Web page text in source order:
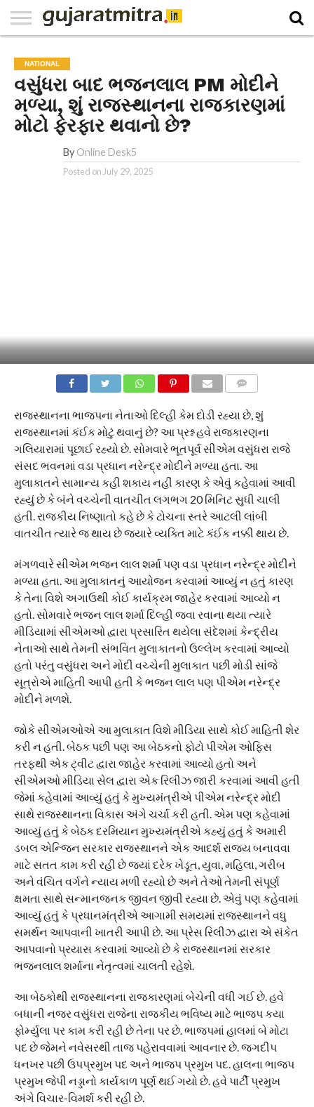
PAPER
NATIONAL
WORLD
BUSINESS
SPORTS
GUJARAT
OPINION
MORE
NATIONAL
વસુંધરા બાદ ભજનલાલ PM મોદીને
મળ્યા, શું રાજસ્થાનના રાજકારણમાં
મોટો ફેરફાર થવાનો છે?
By Online Desk5
Posted on July 29, 2025
રાજસ્થાનના ભાજપના નેતાઓ દિલ્હી કેમ દોડી રહ્યા છે, શું
રાજસ્થાનમાં કંઈક મોટું થવાનું છે? આ પ્રશ્ન હવે રાજકારણના
ગલિયારામાં પૂછાઈ રહ્યો છે. સોમવારે ભૂતપૂર્વ સીએમ વસુંધરા રાજે
સંસદ ભવનમાં વડા પ્રધાન નરેન્દ્ર મોદીને મળ્યા હતા. આ
મુલાકાતને સામાન્ય કહી શકાય નહીં કારણ કે એવું કહેવામાં આવી
રહ્યું છે કે બંને વચ્ચેની વાતચીત લગભગ 20 મિનિટ સુધી ચાલી
હતી. રાજકીય નિષ્ણાતો કહે છે કે ટોચના સ્તરે આટલી લાંબી
વાતચીત ત્યારે જ થાય છે જ્યારે વ્યક્તિ માટે કંઈક નક્કી થાય છે.
મંગળવારે સીએમ ભજન લાલ શર્મા પણ વડા પ્રધાન નરેન્દ્ર મોદીને
મળ્યા હતા. આ મુલાકાતનું આયોજન કરવામાં આવ્યું ન હતું કારણ
કે તેના વિશે અગાઉથી કોઈ કાર્યક્રમ જાહેર કરવામાં આવ્યો ન
હતો. સોમવારે ભજન લાલ શર્મા દિલ્હી જવા રવાના થયા ત્યારે
મીડિયામાં સીએમઓ દ્વારા પ્રસારિત થયેલા સંદેશમાં કેન્દ્રીય
નેતાઓ સાથે તેમની સંભવિત મુલાકાતનો ઉલ્લેખ કરવામાં આવ્યો
હતો પરંતુ વસુંધરા અને મોદી વચ્ચેની મુલાકાત પછી મોડી સાંજે
સૂત્રોએ માહિતી આપી હતી કે ભજન લાલ પણ પીએમ નરેન્દ્ર
મોદીને મળશે.
જોકે સીએમઓએ આ મુલાકાત વિશે મીડિયા સાથે કોઈ માહિતી શેર
કરી ન હતી. બેઠક પછી પણ આ બેઠકનો ફોટો પીએમ ઓફિસ
તરફથી એક ટ્વીટ દ્વારા જાહેર કરવામાં આવ્યો હતો અને
સીએમઓ મીડિયા સેલ દ્વારા એક રિલીઝ જારી કરવામાં આવી હતી
જેમાં કહેવામાં આવ્યું હતું કે મુખ્યમંત્રીએ પીએમ નરેન્દ્ર મોદી
સાથે રાજસ્થાનના વિકાસ અંગે ચર્ચા કરી હતી. એમ પણ કહેવામાં
આવ્યું હતું કે બેઠક દરમિયાન મુખ્યમંત્રીએ કહ્યું હતું કે અમારી
ડબલ એન્જિન સરકાર રાજસ્થાનને એક આદર્શ રાજ્ય બનાવવા
માટે સતત કામ કરી રહી છે જ્યાં દરેક ખેડૂત, યુવા, મહિલા, ગરીબ
અને વંચિત વર્ગને ન્યાય મળી રહ્યો છે અને તેઓ તેમની સંપૂર્ણ
ક્ષમતા સાથે સન્માનજનક જીવન જીવી રહ્યા છે. એવું પણ કહેવામાં
આવ્યું હતું કે પ્રધાનમંત્રીએ આગામી સમયમાં રાજસ્થાનને વધુ
સમર્થન આપવાની ખાતરી આપી છે. આ પ્રેસ રિલીઝ દ્વારા એ સંકેત
આપવાનો પ્રયાસ કરવામાં આવ્યો છે કે રાજસ્થાનમાં સરકાર
ભજનલાલ શર્માના નેતૃત્વમાં ચાલતી રહેશે.
આ બેઠકોથી રાજસ્થાનના રાજકારણમાં બેચેની વધી ગઈ છે. હવે
બધાની નજર વસુંધરા રાજેના રાજકીય ભવિષ્ય માટે ભાજપ કયા
ફોર્મ્યુલા પર કામ કરી રહી છે તેના પર છે. ભાજપમાં હાલમાં બે મોટા
પદ છે જેમને નવેસરથી તાજ પહેરાવવામાં આવનાર છે. જગદીપ
ધનખર પછી ઉપપ્રમુખ પદ અને ભાજપ પ્રમુખ પદ. હાલના ભાજપ
પ્રમુખ જેપી નડ્ડાનો કાર્યકાળ પૂર્ણ થઈ ગયો છે. હવે પાર્ટી પ્રમુખ
અંગે વિચાર-વિમર્શ કરી રહી છે.